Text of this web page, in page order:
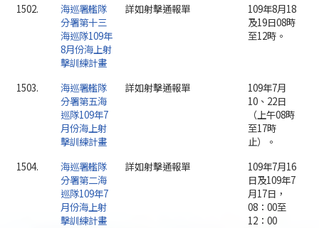
1502.
海巡署艦隊
分署第十三
海巡隊109年
8月份海上射
擊訓練計畫
詳如射擊通報單
109年8月18
及19日08時
至12時。
1503.
海巡署艦隊
分署第五海
巡隊109年7
月份海上射
擊訓練計畫
詳如射擊通報單
109年7月
10、22日
（上午08時
至17時
止）。
1504.
海巡署艦隊
分署第二海
巡隊109年7
月份海上射
擊訓練計畫
詳如射擊通報單
109年7月16
日及109年7
月17日，
08：00至
12：00